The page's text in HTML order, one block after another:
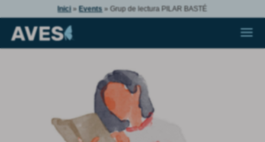
Inici » Events »Grup de lectura PILAR BASTÉ